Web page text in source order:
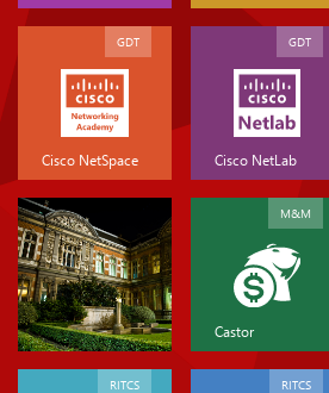
Cisco NetSpace
GDT
Cisco NetLab
GDT
Castor
M&M
RITCS RITCS